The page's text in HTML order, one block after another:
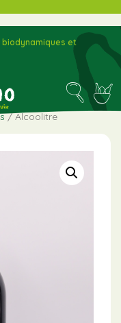
et
/ Alcoolitre